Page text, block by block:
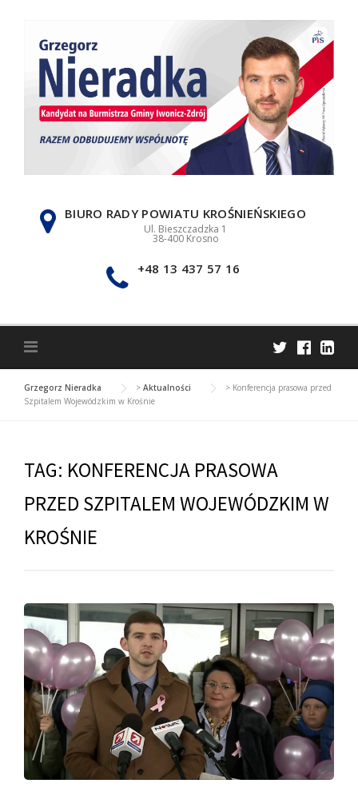
BIURO RADY POWIATU KROŚNIEŃSKIEGO
Ul. Bieszczadzka 1
38-400 Krosno
+48 13 437 57 16
Grzegorz Nieradka > Aktualności > Konferencja prasowa przed
Szpitalem Wojewódzkim w Krośnie
TAG: KONFERENCJA PRASOWA
PRZED SZPITALEM WOJEWÓDZKIM W
KROŚNIE